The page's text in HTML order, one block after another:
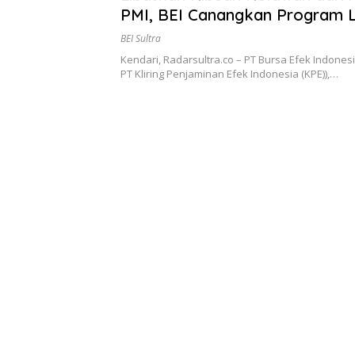
PMI, BEI Canangkan Program
dan Inklusi Pasar Modal di
BEI Sultra
Kendari, Radarsultra.co – PT Bursa Efek
PT Kliring Penjaminan Efek Indonesia (KPE)),…